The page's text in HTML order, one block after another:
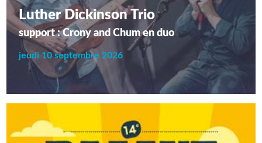
Luther Dickinson Trio
support : Crony and Chum en duo
jeudi 10 septembre 2026